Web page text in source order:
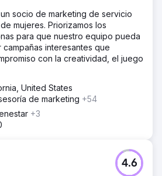
socio de marketing de servicio
mujeres. Priorizamos los
para que nuestro equipo pueda
interesantes que
con la creatividad, el juego
United States
de marketing +54
+3
4.6